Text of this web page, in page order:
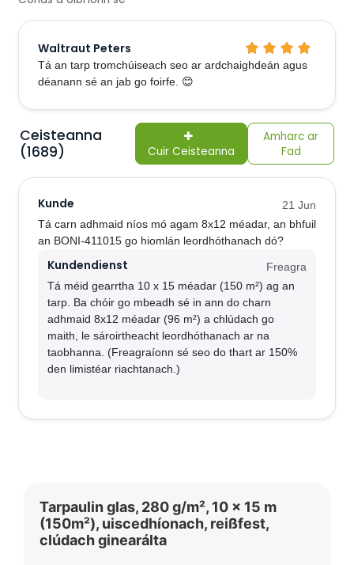
Waltraut Peters
Tá an tarp tromchúiseach seo ar ardchaighdeán agus
déanann sé an jab go foirfe. 😊
Ceisteanna
(1689)
Cuir Ceisteanna
Amharc ar
Fad
Kunde
21 Jun
Tá carn adhmaid níos mó agam 8x12 méadar, an bhfuil
an BONI-411015 go hiomlán leordhóthanach dó?
Kundendienst
Freagra
Tá méid gearrtha 10 x 15 méadar (150 m²) ag an
tarp. Ba chóir go mbeadh sé in ann do charn
adhmaid 8x12 méadar (96 m²) a chlúdach go
maith, le sároirtheacht leordhóthanach ar na
taobhanna. (Freagraíonn sé seo do thart ar 150%
den limistéar riachtanach.)
Tarpaulin glas, 280 g/m², 10 x 15 m
(150m²), uiscedhíonach, reißfest,
clúdach ginearálta